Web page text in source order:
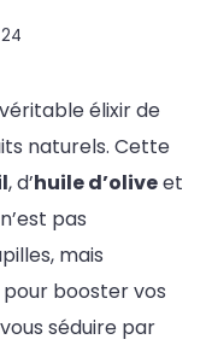
élixir de
naturels. Cette
, d’huile d’oliveet
pas
mais
booster vos
séduire par